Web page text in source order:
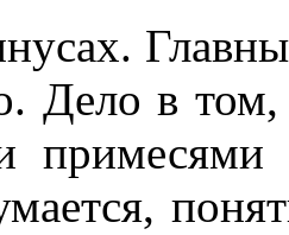
Дело в